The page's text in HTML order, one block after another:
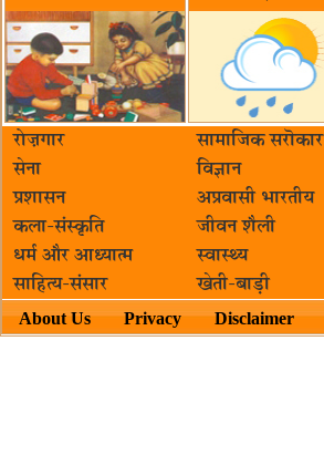
रोज़गार सामाजिक सरॊकार‌
सेना
विज्ञान
प्रशासन
अप्रवासी भारतीय
कला-संस्कृति
जीवन शैली
धर्म और आध्यात्म
स्वास्थ्य
साहित्य-संसार
खेती-बाड़ी
About Us Privacy Disclaimer